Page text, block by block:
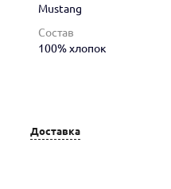
Mustang
Состав
100% хлопок
Доставка